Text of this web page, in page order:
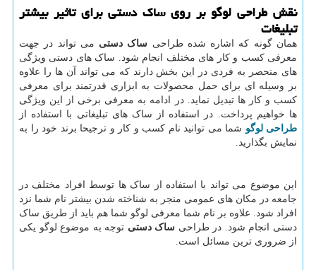
نقش طراحی لوگو بر روی ساک دستی برای تاثیر بیشتر
تبلیغات
همان گونه که اشاره شده طراحی ساک دستی می تواند در جهت
معرفی کسب و کار های مختلف انجام شود. ساک های دستی ویژگی
های منحصر به فردی در این بخش دارند که می تواند آن ها را علاوه
بر وسیله ای برای حمل محصولات به ابزاری قدرتمند برای معرفی
کسب و کار ها تبدیل نماید. در ادامه به معرفی برخی از این ویژگی
ها خواهیم پرداخت. در استفاده از ساک های تبلیغاتی با استفاده از
طراحی لوگو شما می توانید نام کسب و کار و ترجیحا برند خود را به
نمایش بگذارید.
این موضوع می تواند با استفاده از ساک ها توسط افراد مختلف در
جامعه در مکان های عمومی منجر به شناخته شدن بیشتر نام شما نزد
افراد شود. علاوه بر نام شما معرفی لوگو شما هم باید از طریق ساک
دستی انجام شود. در طراحی ساک دستی توجه به موضوع لوگو یکی
از ضروری ترین مسائل است.